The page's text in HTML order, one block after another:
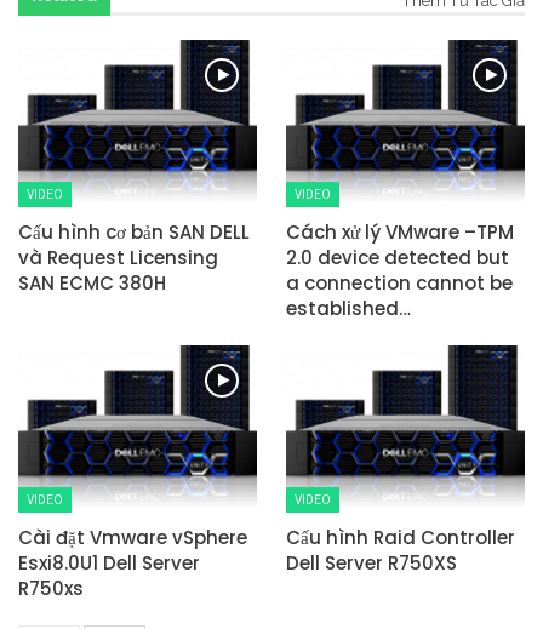
VIDEO
Cấu hình cơ bản SAN DELL
và Request Licensing
SAN ECMC 380H
VIDEO
Cách xử lý VMware –TPM
2.0 device detected but
a connection cannot be
established…
VIDEO
Cài đặt Vmware vSphere
Esxi8.0U1 Dell Server
R750xs
VIDEO
Cấu hình Raid Controller
Dell Server R750XS